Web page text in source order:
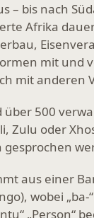
– bis nach
Afrika
mit und
mit anderen
500
Zulu oder
aus einer
wobei
„Person“